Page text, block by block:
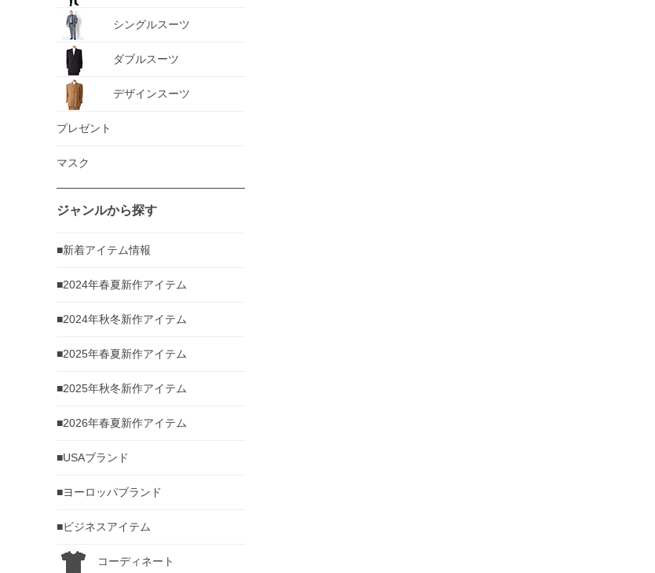
シングルスーツ
ダブルスーツ
デザインスーツ
プレゼント
マスク
ジャンルから探す
■新着アイテム情報
■2024年春夏新作アイテム
■2024年秋冬新作アイテム
■2025年春夏新作アイテム
■2025年秋冬新作アイテム
■2026年春夏新作アイテム
■USAブランド
■ヨーロッパブランド
■ビジネスアイテム
コーディネート